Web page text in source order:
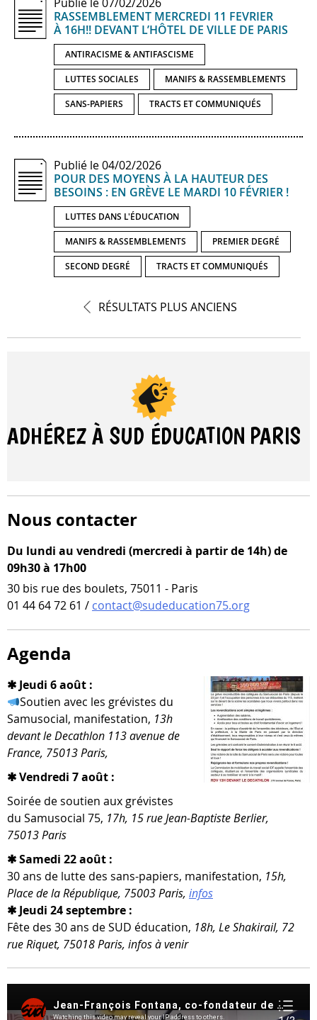
RASSEMBLEMENT MERCREDI 11 FEVRIER
À 16H!! DEVANT L’HÔTEL DE VILLE DE PARIS
ANTIRACISME & ANTIFASCISME
LUTTES SOCIALES MANIFS & RASSEMBLEMENTS
SANS-PAPIERS TRACTS ET COMMUNIQUÉS
Publié le 04/02/2026
POUR DES MOYENS À LA HAUTEUR DES
BESOINS : EN GRÈVE LE MARDI 10 FÉVRIER !
LUTTES DANS L'ÉDUCATION
MANIFS & RASSEMBLEMENTS PREMIER DEGRÉ
SECOND DEGRÉ TRACTS ET COMMUNIQUÉS
Naviguer
parmi
RÉSULTATS PLUS ANCIENS
ADHÉREZ À SUD ÉDUCATION PARIS
Nous contacter
Du lundi au vendredi (mercredi à partir de 14h) de
09h30 à 17h00
30 bis rue des boulets, 75011 - Paris
01 44 64 72 61 / contact@sudeducation75.org
Agenda
✱ Jeudi 6 août :
Soutien avec les gré­vistes du
Samusocial, mani­fes­ta­tion, 13h
devant le Decathlon 113 ave­nue de
France, 75013 Paris,
✱ Vendredi 7 août :
Soirée de sou­tien aux gré­vistes
du Samusocial 75, 17h, 15 rue Jean-​Baptiste Berlier,
75013 Paris
✱ Samedi 22 août :
30 ans de lutte des sans-​papiers, mani­fes­ta­tion, 15h,
Place de la République, 75003 Paris, infos
✱ Jeudi 24 septembre :
Fête des 30 ans de SUD édu­ca­tion, 18h, Le Shakirail, 72
rue Riquet, 75018 Paris, infos à venir